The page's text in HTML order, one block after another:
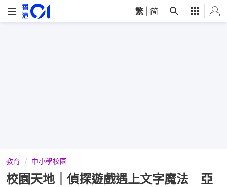
繁 简
教育 中小學校園
校園天地｜偵探遊戲遇上文字魔法 亞